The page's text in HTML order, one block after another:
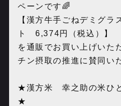
ペーンです🌈
【漢方牛手ごねデミグラ
ト 6,374円（税込）】
を通販でお買い上げいた
チン摂取の推進に賛同い
★漢方米 幸之助の米ひ
★